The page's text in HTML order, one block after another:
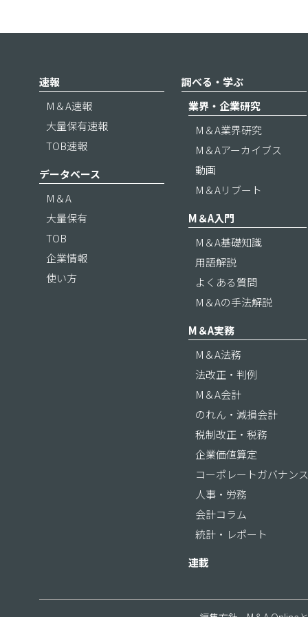
速報
M＆A速報
大量保有速報
TOB速報
データベース
M＆A
大量保有
TOB
企業情報
使い方
調べる・学ぶ
業界・企業研究
M＆A業界研究
M＆Aアーカイブス
動画
M＆Aリブート
M＆A入門
M＆A基礎知識
用語解説
よくある質問
M＆Aの手法解説
M＆A実務
M＆A法務
法改正・判例
M＆A会計
のれん・減損会計
税制改正・税務
企業価値算定
コーポレートガバナン
人事・労務
会計コラム
統計・レポート
連載